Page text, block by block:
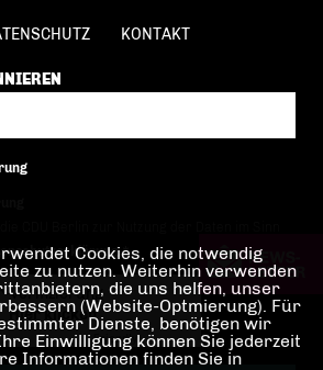
KONTAKT
CDU Berlin zur Nutzung der Daten im Sinn
Verifizierung
Hier klicken
Friendly Captcha ⇗
Cookies, die notwendig
zu nutzen. Weiterhin verwenden
die uns helfen, unser
(Website-Optmierung). Für
Dienste, benötigen wir
Einwilligung können Sie jederzeit
Informationen finden Sie in